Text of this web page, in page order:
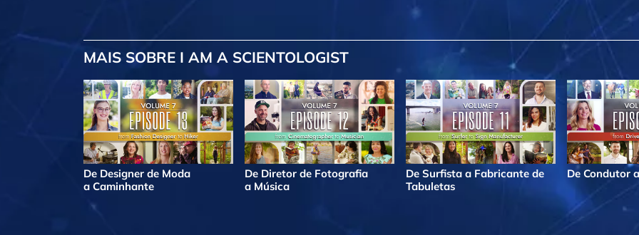
MAIS SOBRE I AM A SCIENTOLOGIST
De Designer de Moda
a Caminhante
De Diretor de Fotografia
a Música
De Surfista a Fabricante de
Tabuletas
De Condutor